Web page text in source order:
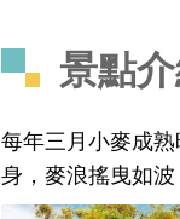
景點
每年三月小麥成
身，麥浪搖曳如波